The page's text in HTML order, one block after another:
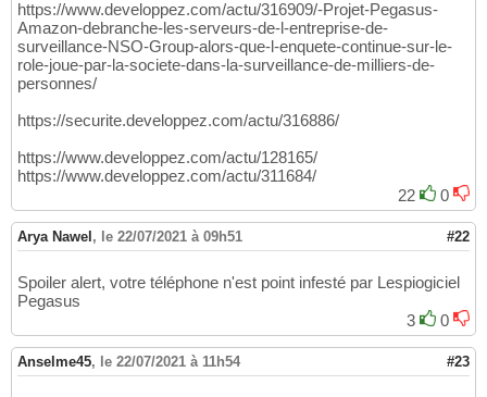
https://www.developpez.com/actu/316909/-Projet-Pegasus-
Amazon-debranche-les-serveurs-de-l-entreprise-de-
surveillance-NSO-Group-alors-que-l-enquete-continue-sur-le-
role-joue-par-la-societe-dans-la-surveillance-de-milliers-de-
personnes/
https://securite.developpez.com/actu/316886/
https://www.developpez.com/actu/128165/
https://www.developpez.com/actu/311684/
22
0
Arya Nawel , le 22/07/2021 à 09h51 #22
Spoiler alert, votre téléphone n'est point infesté par Lespiogiciel
Pegasus
3
0
Anselme45, le 22/07/2021 à 11h54 #23